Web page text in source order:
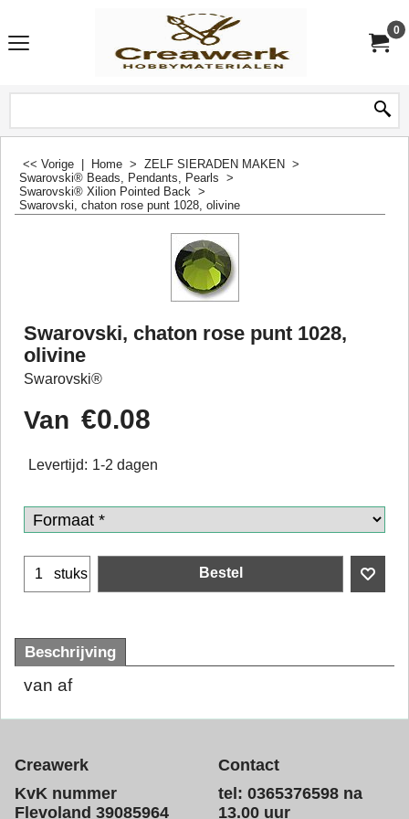
0
<< Vorige Home > ZELF SIERADEN MAKEN >
Swarovski® Beads, Pendants, Pearls >
Swarovski® Xilion Pointed Back >
Swarovski, chaton rose punt 1028, olivine
Swarovski, chaton rose punt 1028,
olivine
Swarovski®
Van €0.08
Levertijd: 1-2 dagen
stuks Bestel
Beschrijving
van af
Creawerk
KvK nummer
Flevoland 39085964
Contact
tel: 0365376598 na
13.00 uur